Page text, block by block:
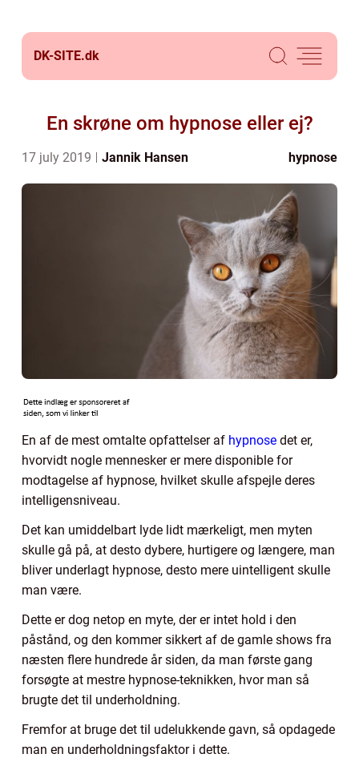
DK-SITE.dk
En skrøne om hypnose eller ej?
17 july 2019 Jannik Hansen hypnose
En af de mest omtalte opfattelser af hypnose det er,
hvorvidt nogle mennesker er mere disponible for
modtagelse af hypnose, hvilket skulle afspejle deres
intelligensniveau.
Det kan umiddelbart lyde lidt mærkeligt, men myten
skulle gå på, at desto dybere, hurtigere og længere, man
bliver underlagt hypnose, desto mere uintelligent skulle
man være.
Dette er dog netop en myte, der er intet hold i den
påstånd, og den kommer sikkert af de gamle shows fra
næsten flere hundrede år siden, da man første gang
forsøgte at mestre hypnose-teknikken, hvor man så
brugte det til underholdning.
Fremfor at bruge det til udelukkende gavn, så opdagede
man en underholdningsfaktor i dette.